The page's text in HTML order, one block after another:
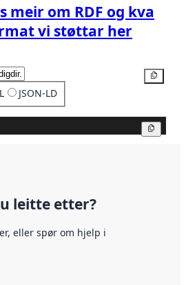
meir om RDF og kva
vi støttar her
JSON-LD
leitte etter?
eller spør om hjelp i